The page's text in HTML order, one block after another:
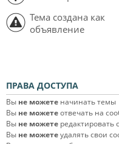
Тема создана как
объявление
ПРАВА ДОСТУПА
Вы не можете начинать темы
Вы не можетеотвечать на
Вы не можете редактировать
Вы не можетеудалять свои